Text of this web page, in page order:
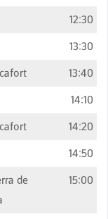
12:30
13:30
13:40
14:10
14:20
14:50
de
15:00